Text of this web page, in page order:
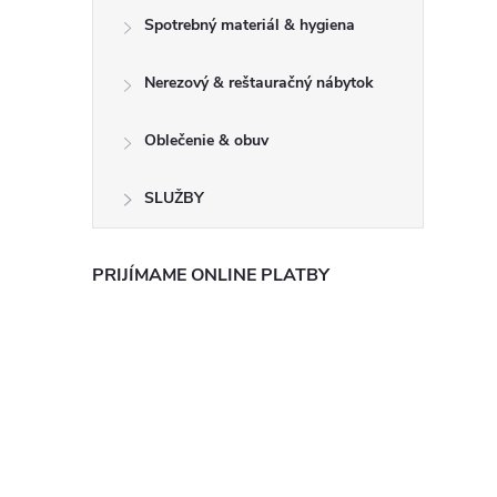
Spotrebný materiál & hygiena
Nerezový & reštauračný nábytok
Oblečenie & obuv
SLUŽBY
PRIJÍMAME ONLINE PLATBY